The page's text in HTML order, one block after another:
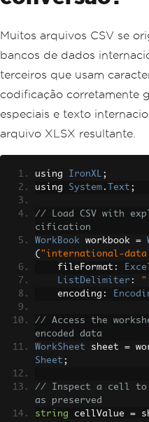
Muitos arquivos CSV se
bancos de dados
terceiros que usam
codificação corretamente
especiais e texto
arquivo XLSX resultante.
using IronXL ;
using System . Text ;
// Load CSV with
cification
WorkBook workbook =
( "international-
    fileFormat
:
ListDelimiter :
    encoding
:
// Access the
encoded data
WorkSheet sheet =
Sheet ;
// Inspect a cell to
as preserved
string cellValue =